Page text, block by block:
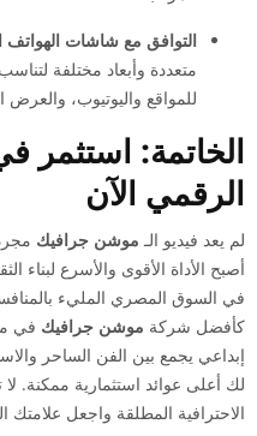
التوافق مع شاشات الهواتف
متعددة وأبعاد مختلفة
للمواقع واليوتيوب،
الخاتمة:
الرقمي الآن
لم يعد فيديو الـ موشن جرافيك
أصبح الأداة الأقوى والأسرع لبناء
في السوق المصري المليء
كأفضل شركة موشن جرافيك في
إبداعي يجمع بين الفن الساحر
لك أعلى عوائد استثمارية ممكنة.
الاحترافية المطلقة واجعل علامتك